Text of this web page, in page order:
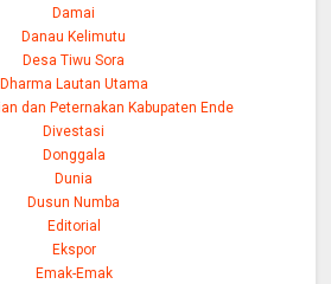
Damai
Danau Kelimutu
Desa Tiwu Sora
Dharma Lautan Utama
dan Peternakan Kabupaten Ende
Divestasi
Donggala
Dunia
Dusun Numba
Editorial
Ekspor
Emak-Emak